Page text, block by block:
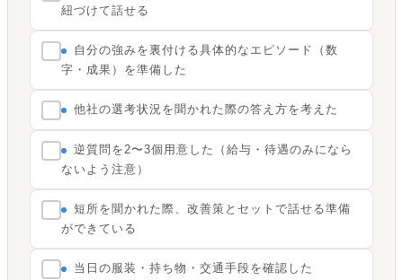
紐づけて話せる
自分の強みを裏付ける具体的なエピソード（数
字・成果）を準備した
他社の選考状況を聞かれた際の答え方を考えた
逆質問を2〜3個用意した（給与・待遇のみになら
ないよう注意）
短所を聞かれた際、改善策とセットで話せる準備
ができている
当日の服装・持ち物・交通手段を確認した